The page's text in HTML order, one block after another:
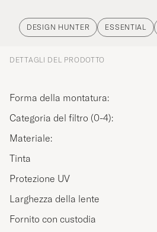
DESIGN HUNTER ESSENTIAL
DETTAGLI DEL PRODOTTO
Forma della montatura:
Categoria del filtro (0-4):
Materiale:
Tinta
Protezione UV
Larghezza della lente
Fornito con custodia